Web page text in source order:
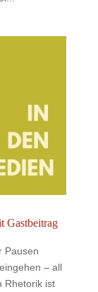
Gastbeitrag
Pausen
– all
Rhetorik ist